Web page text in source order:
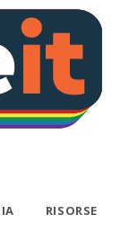
RISORSE